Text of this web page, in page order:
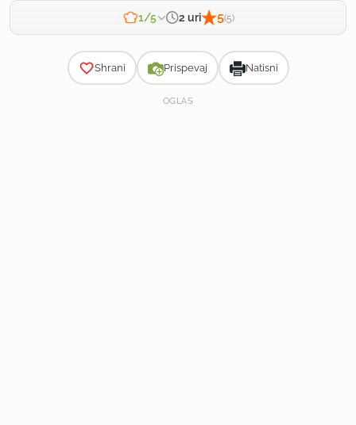
1/5 2 uri 5(5)
Shrani Prispevaj Natisni
OGLAS